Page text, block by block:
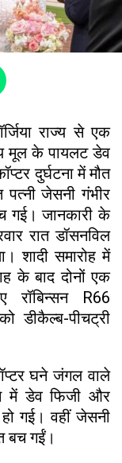
राज्य से एक
मूल के पायलट डेव
दुर्घटना में मौत
पत्नी जेसनी गंभीर
गई। जानकारी के
रात डॉसनविल
शादी समारोह में
के बाद दोनों एक
R66
डीकैल्ब-पीचट्री
घने जंगल वाले
में डेव फिजी और
गई। वहीं जेसनी
बच गईं।